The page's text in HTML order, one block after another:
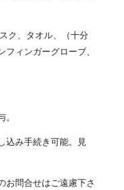
ク、タオル、（十分
ィンガーグローブ、
み手続き可能。見
問合せはご遠慮下さ